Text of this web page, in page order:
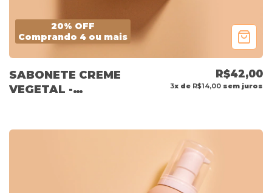
20% OFF
Comprando 4 ou mais
SABONETE CREME
VEGETAL -
R$42,00
3x de R$14,00 sem juros